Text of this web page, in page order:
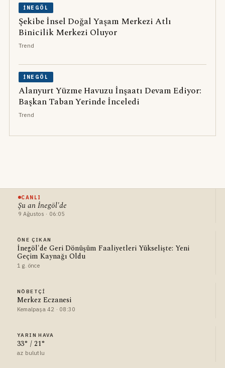
İNEGÖL
Şekibe İnsel Doğal Yaşam Merkezi Atlı
Binicilik Merkezi Oluyor
Trend
İNEGÖL
Alanyurt Yüzme Havuzu İnşaatı Devam Ediyor:
Başkan Taban Yerinde İnceledi
Trend
CANLI
Şu an İnegöl'de
9 Ağustos · 06:05
ÖNE ÇIKAN
İnegöl'de Geri Dönüşüm Faaliyetleri Yükselişte: Yeni
Geçim Kaynağı Oldu
1 g. önce
NÖBETÇI
Merkez Eczanesi
Kemalpaşa 42 · 08:30
YARIN HAVA
33° / 21°
az bulutlu